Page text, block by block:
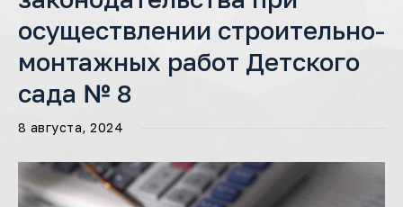
осуществлении строительно-
монтажных работ Детского
сада № 8
8 августа, 2024